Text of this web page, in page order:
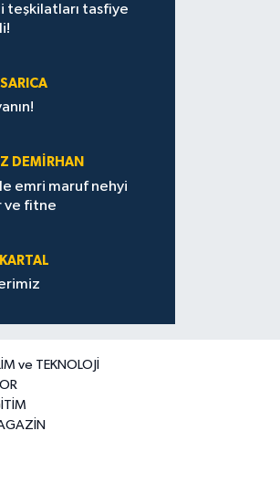
teşkilatları tasfiye
DEMIRHAN
emri maruf nehyi
ve fitne
ve TEKNOLOJİ